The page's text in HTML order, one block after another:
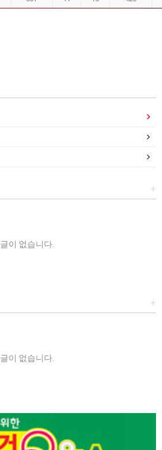
+
글이 없습니다.
+
글이 없습니다.